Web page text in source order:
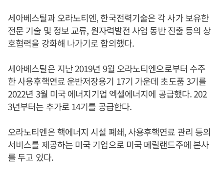
세아베스틸과 오라노티엔, 한국전력기술은 각 사가 보유한
전문 기술 및 정보 교류, 원자력발전 사업 동반 진출 등의 상
호협력을 강화해 나가기로 합의했다.
세아베스틸은 지난 2019년 9월 오라노티엔으로부터 수주
한 사용후핵연료 운반저장용기 17기 가운데 초도품 3기를
2022년 3월 미국 에너지기업 엑셀에너지에 공급했다. 202
3년부터는 추가로 14기를 공급한다.
오라노티엔은 핵에너지 시설 폐쇄, 사용후핵연료 관리 등의
서비스를 제공하는 미국 기업으로 미국 메릴랜드주에 본사
를 두고 있다.